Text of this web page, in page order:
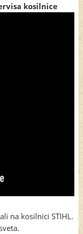
kosilnice
na kosilnici STIHL.